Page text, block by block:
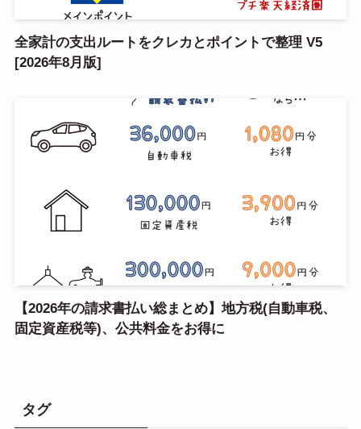
全家計の支出ルートをクレカとポイントで整理 V5
[2026年8月版]
【2026年の請求書払い総まとめ】地方税(自動車税、
固定資産税等)、公共料金をお得に
タグ